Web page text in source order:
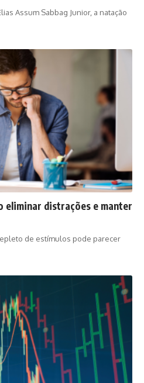
Assum Sabbag Junior, a natação
eliminar distrações e manter
de estímulos pode parecer